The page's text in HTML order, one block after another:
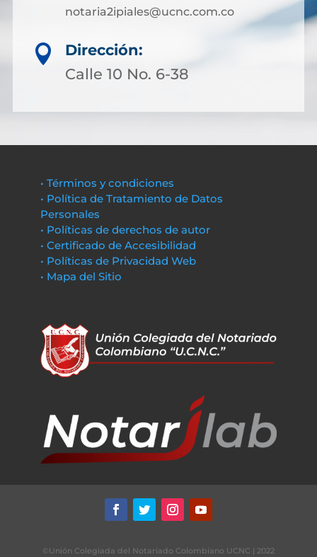
notaria2ipiales@ucnc.com.co

Dirección:
Calle 10 No. 6-38
• Términos y condiciones
• Política de Tratamiento de Datos
Personales
• Políticas de derechos de autor
• Certificado de Accesibilidad
• Políticas de Privacidad Web
• Mapa del Sitio
©Unión Colegiada del Notariado Colombiano UCNC | 2022